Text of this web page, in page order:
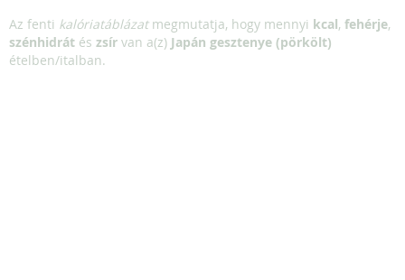
Az fenti kalóriatáblázatmegmutatja, hogy mennyi kcal, fehérje,
szénhidrát és zsír van a(z) Japán gesztenye (pörkölt)
ételben/italban.